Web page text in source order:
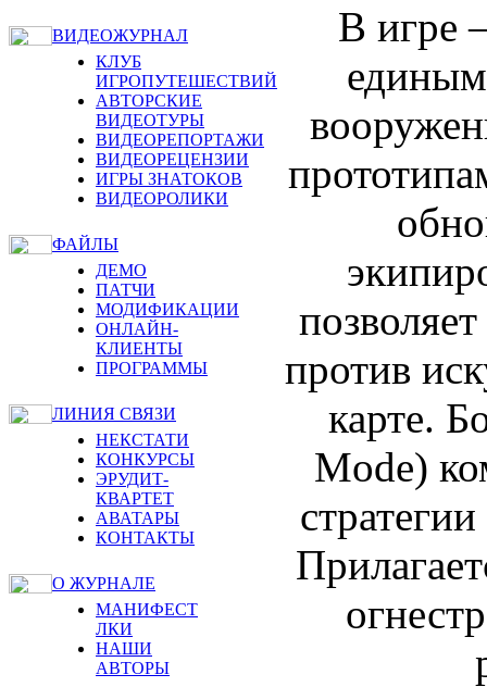
ВИДЕОЖУРНАЛ
КЛУБ
ИГРОПУТЕШЕСТВИЙ
АВТОРСКИЕ
ВИДЕОТУРЫ
ВИДЕОРЕПОРТАЖИ
ВИДЕОРЕЦЕНЗИИ
ИГРЫ ЗНАТОКОВ
ВИДЕОРОЛИКИ
ФАЙЛЫ
ДЕМО
ПАТЧИ
МОДИФИКАЦИИ
ОНЛАЙН-
КЛИЕНТЫ
ПРОГРАММЫ
ЛИНИЯ СВЯЗИ
НЕКСТАТИ
КОНКУРСЫ
ЭРУДИТ-
КВАРТЕТ
АВАТАРЫ
КОНТАКТЫ
О ЖУРНАЛЕ
МАНИФЕСТ
ЛКИ
НАШИ
АВТОРЫ
В игре
против
карте.
Mode)